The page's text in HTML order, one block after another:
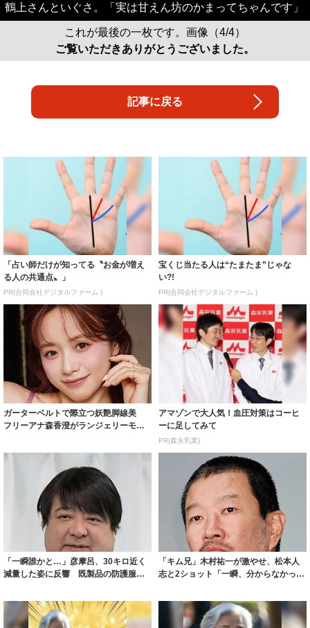
鶴上さんといぐさ。「実は甘えん坊のかまってちゃんです」
これが最後の一枚です。画像（4/4）
ご覧いただきありがとうございました。
記事に戻る
「占い師だけが知ってる〝お金が増え
る人の共通点〟」
PR(合同会社デジタルファーム )
宝くじ当たる人は“たまたま”じゃな
い?!
PR(合同会社デジタルファーム )
ガーターベルトで際立つ妖艶脚線美
フリーアナ森香澄がランジェリーモデ
アマゾンで大人気！血圧対策はコーヒ
ーに足してみて
PR(森永乳業)
「一瞬誰かと…」彦摩呂、30キロ近く
減量した姿に反響 既製品の防護服が
「キム兄」木村祐一が激やせ、松本人
志と2ショット「一瞬、分からなかった